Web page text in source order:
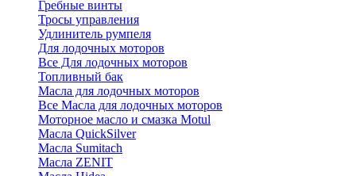
Гребные винты
Тросы управления
Удлинитель румпеля
Для лодочных моторов
Все Для лодочных моторов
Топливный бак
Масла для лодочных моторов
Все Масла для лодочных моторов
Моторное масло и смазка Motul
Масла QuickSilver
Масла Sumitach
Масла ZENIT